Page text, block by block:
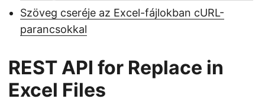
Szöveg cseréje az Excel-fájlokban cURL-
parancsokkal
REST API for Replace in
Excel Files